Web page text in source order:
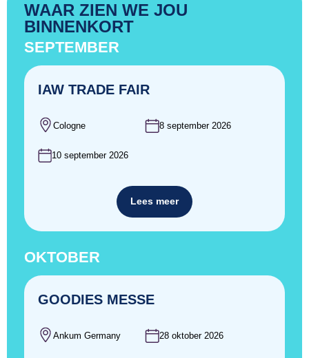
WAAR ZIEN WE JOU
BINNENKORT
SEPTEMBER
IAW TRADE FAIR
Cologne 8 september 2026
10 september 2026
Lees meer
OKTOBER
GOODIES MESSE
Ankum Germany 28 oktober 2026